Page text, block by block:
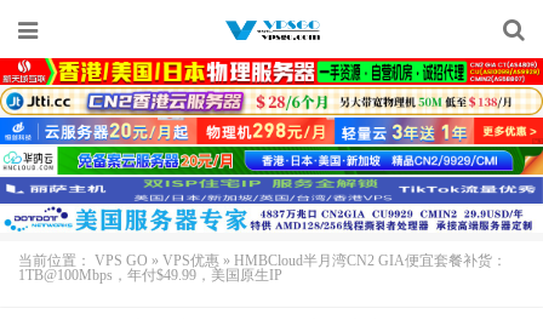
当前位置： VPS GO » VPS优惠 » HMBCloud半月湾CN2 GIA便宜套餐补货：
1TB@100Mbps，年付$49.99，美国原生IP